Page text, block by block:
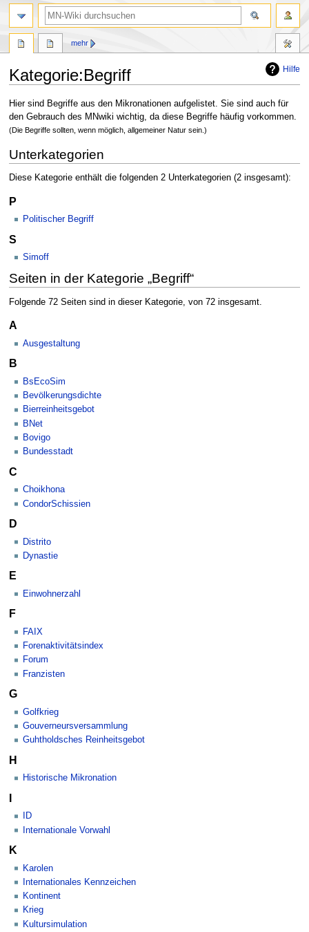
Hilfe
Kategorie:Begriff
Zur
Navigation
springen
Zur
Suche
springen
Hier sind Begriffe aus den Mikronationen aufgelistet. Sie sind auch für
den Gebrauch des MNwiki wichtig, da diese Begriffe häufig vorkommen.
(Die Begriffe sollten, wenn möglich, allgemeiner Natur sein.)
Unterkategorien
Diese Kategorie enthält die folgenden 2 Unterkategorien (2 insgesamt):
P
Politischer Begriff
S
Simoff
Seiten in der Kategorie „Begriff“
Folgende 72 Seiten sind in dieser Kategorie, von 72 insgesamt.
A
Ausgestaltung
B
BsEcoSim
Bevölkerungsdichte
Bierreinheitsgebot
BNet
Bovigo
Bundesstadt
C
Choikhona
CondorSchissien
D
Distrito
Dynastie
E
Einwohnerzahl
F
FAIX
Forenaktivitätsindex
Forum
Franzisten
G
Golfkrieg
Gouverneursversammlung
Guhtholdsches Reinheitsgebot
H
Historische Mikronation
I
ID
Internationale Vorwahl
K
Karolen
Internationales Kennzeichen
Kontinent
Krieg
Kultursimulation
mehr
Suche